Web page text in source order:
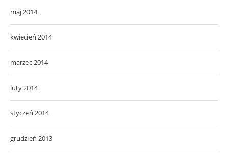
maj 2014
kwiecień 2014
marzec 2014
luty 2014
styczeń 2014
grudzień 2013